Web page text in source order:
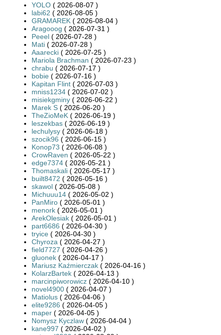
YOLO ( 2026-08-07 )
labi62 ( 2026-08-05 )
GRAMAREK ( 2026-08-04 )
Aragooog ( 2026-07-31 )
Peeel ( 2026-07-28 )
Mati ( 2026-07-28 )
Aaarecki ( 2026-07-25 )
Mariola Brachman ( 2026-07-23 )
chrabu ( 2026-07-17 )
bobie ( 2026-07-16 )
Kapitan Flint ( 2026-07-03 )
mniss1234 ( 2026-07-02 )
misiekgminy ( 2026-06-22 )
Marek S ( 2026-06-20 )
TheZioMeK ( 2026-06-19 )
leszekbas ( 2026-06-19 )
lechulysy ( 2026-06-18 )
szocik96 ( 2026-06-15 )
Konop73 ( 2026-06-08 )
CrowRaven ( 2026-05-22 )
edge7374 ( 2026-05-21 )
Thomaskali ( 2026-05-17 )
built8472 ( 2026-05-16 )
skawol ( 2026-05-08 )
Michuuu14 ( 2026-05-02 )
PanMiro ( 2026-05-01 )
menork ( 2026-05-01 )
ArekOlesiak ( 2026-05-01 )
part6686 ( 2026-04-30 )
tryice ( 2026-04-30 )
Chyroza ( 2026-04-27 )
field7727 ( 2026-04-26 )
gluonek ( 2026-04-17 )
Mariusz Kaźmierczak ( 2026-04-16 )
KolarzBartek ( 2026-04-13 )
marcinpiworowicz ( 2026-04-10 )
novel4900 ( 2026-04-07 )
Matiolus ( 2026-04-06 )
elite9286 ( 2026-04-05 )
maper ( 2026-04-05 )
Nomysz Kyczlaw ( 2026-04-04 )
kane997 ( 2026-04-02 )